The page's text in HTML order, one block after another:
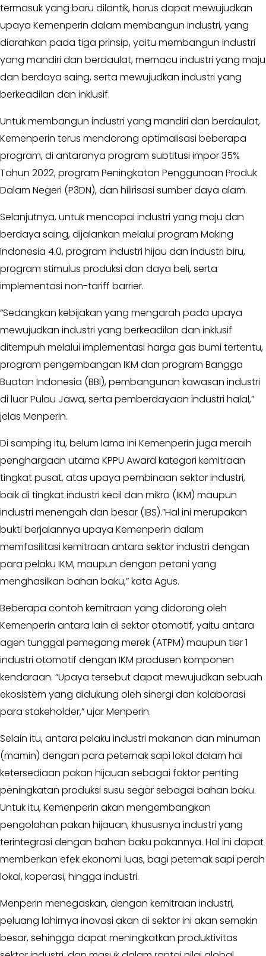
HIDAYAH
-
SATKAR
ULAMA
-
Kabar
Sayap
Golkar
-
AMPG
KPPG
Kagol
TV
-
MEME
VIDEO
Kabar
Pilkada
-
UMUM
-
PROFILE
Kabar
Kader
Kabar
Kabar
Kabar
Kabar
Kabar
Pojok
Kagol
KADER
termasuk yang baru dilantik, harus dapat mewujudkan
upaya Kemenperin dalam membangun industri, yang
diarahkan pada tiga prinsip, yaitu membangun industri
yang mandiri dan berdaulat, memacu industri yang maju
dan berdaya saing, serta mewujudkan industri yang
berkeadilan dan inklusif.
Untuk membangun industri yang mandiri dan berdaulat,
Kemenperin terus mendorong optimalisasi beberapa
program, di antaranya program subtitusi impor 35%
Tahun 2022, program Peningkatan Penggunaan Produk
Dalam Negeri (P3DN), dan hilirisasi sumber daya alam.
Selanjutnya, untuk mencapai industri yang maju dan
berdaya saing, dijalankan melalui program Making
Indonesia 4.0, program industri hijau dan industri biru,
program stimulus produksi dan daya beli, serta
implementasi non-tariff barrier.
“Sedangkan kebijakan yang mengarah pada upaya
mewujudkan industri yang berkeadilan dan inklusif
ditempuh melalui implementasi harga gas bumi tertentu,
program pengembangan IKM dan program Bangga
Buatan Indonesia (BBI), pembangunan kawasan industri
di luar Pulau Jawa, serta pemberdayaan industri halal,”
jelas Menperin.
Di samping itu, belum lama ini Kemenperin juga meraih
penghargaan utama KPPU Award kategori kemitraan
tingkat pusat, atas upaya pembinaan sektor industri,
baik di tingkat industri kecil dan mikro (IKM) maupun
industri menengah dan besar (IBS).“Hal ini merupakan
bukti berjalannya upaya Kemenperin dalam
memfasilitasi kemitraan antara sektor industri dengan
para pelaku IKM, maupun dengan petani yang
menghasilkan bahan baku,” kata Agus.
Beberapa contoh kemitraan yang didorong oleh
Kemenperin antara lain di sektor otomotif, yaitu antara
agen tunggal pemegang merek (ATPM) maupun tier 1
industri otomotif dengan IKM produsen komponen
kendaraan. “Upaya tersebut dapat mewujudkan sebuah
ekosistem yang didukung oleh sinergi dan kolaborasi
para stakeholder,” ujar Menperin.
Selain itu, antara pelaku industri makanan dan minuman
(mamin) dengan para peternak sapi lokal dalam hal
ketersediaan pakan hijauan sebagai faktor penting
peningkatan produksi susu segar sebagai bahan baku.
Untuk itu, Kemenperin akan mengembangkan
pengolahan pakan hijauan, khususnya industri yang
terintegrasi dengan bahan baku pakannya. Hal ini dapat
memberikan efek ekonomi luas, bagi peternak sapi perah
lokal, koperasi, hingga industri.
Menperin menegaskan, dengan kemitraan industri,
peluang lahirnya inovasi akan di sektor ini akan semakin
besar, sehingga dapat meningkatkan produktivitas